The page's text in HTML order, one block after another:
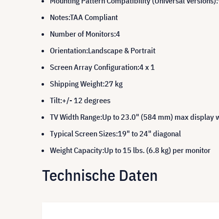
Notes:TAA Compliant
Number of Monitors:4
Orientation:Landscape & Portrait
Screen Array Configuration:4 x 1
Shipping Weight:27 kg
Tilt:+/- 12 degrees
TV Width Range:Up to 23.0" (584 mm) max display
Typical Screen Sizes:19" to 24" diagonal
Weight Capacity:Up to 15 lbs. (6.8 kg) per monitor
Technische Daten